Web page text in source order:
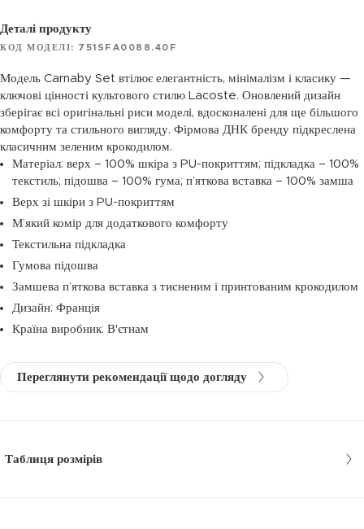
Деталі продукту
КОД МОДЕЛІ: 751SFA0088.40F
Модель Carnaby Set втілює елегантність, мінімалізм і класику —
ключові цінності культового стилю Lacoste. Оновлений дизайн
зберігає всі оригінальні риси моделі, вдосконалені для ще більшого
комфорту та стильного вигляду. Фірмова ДНК бренду підкреслена
класичним зеленим крокодилом.
Матеріал: верх – 100% шкіра з PU-покриттям; підкладка – 100%
текстиль; підошва – 100% гума; п’яткова вставка – 100% замша
Верх зі шкіри з PU-покриттям
М’який комір для додаткового комфорту
Текстильна підкладка
Гумова підошва
Замшева п’яткова вставка з тисненим і принтованим крокодилом
Дизайн: Франція
Країна виробник: В'єтнам
Переглянути рекомендації щодо догляду
Таблиця розмірів